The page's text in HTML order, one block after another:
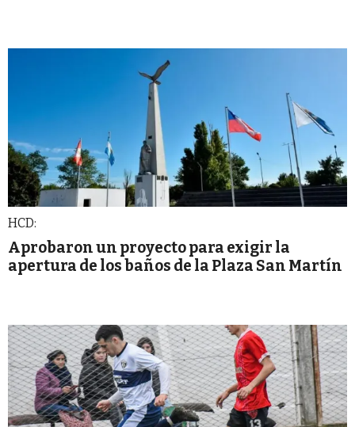
HCD:
Aprobaron un proyecto para exigir la
apertura de los baños de la Plaza San Martín